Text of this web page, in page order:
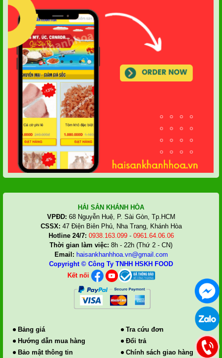
HẢI SẢN KHÁNH HÒA
VPĐD: 68 Nguyễn Huệ, P. Sài Gòn, Tp.HCM
CSSX: 47 Điện Biên Phủ, Nha Trang, Khánh Hòa
Hotline 24/7: 0938.163.099- 0961.64.06.06
Thời gian làm việc: 8h - 22h (Thứ 2 - CN)
Email: haisankhanhhoa.vn@gmail.com
Copyright © Công Ty TNHH HSKH FOOD
Kết nối
Bảng giá
Tra cứu đơn
Hướng dẫn mua hàng
Đổi trả
Bảo mật thông tin
Chính sách giao hàng